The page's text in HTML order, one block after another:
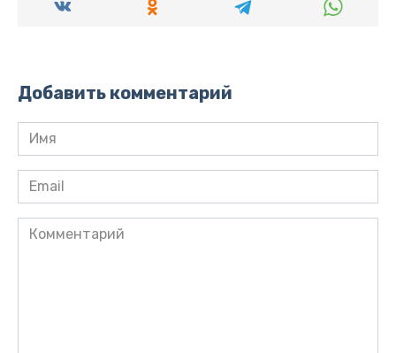
Добавить комментарий
Имя
*
Email
*
Комментарий